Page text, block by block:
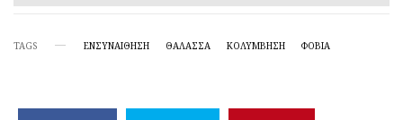
TAGS ΕΝΣΥΝΑΊΘΗΣΗ ΘΑΛΑΣΣΑ ΚΟΛΎΜΒΗΣΗ ΦΟΒΙΑ